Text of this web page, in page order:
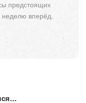
предстоящих
неделю вперёд.